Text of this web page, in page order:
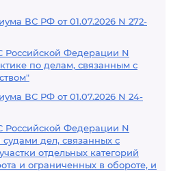
ВС РФ от 01.07.2026 N 272-
Российской Федерации N
по делам, связанным с
ВС РФ от 01.07.2026 N 24-
Российской Федерации N
судами дел, связанных с
отдельных категорий
и ограниченных в обороте, и